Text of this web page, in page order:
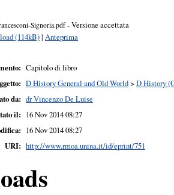
Signoria.pdf- Versione accettata
(114kB)| Anteprima
Capitolo di libro
D History General and Old World> D History
da: dr Vincenzo De Luise
il: 16 Nov 2014 08:27
16 Nov 2014 08:27
URI: http://www.rmoa.unina.it/id/eprint/751